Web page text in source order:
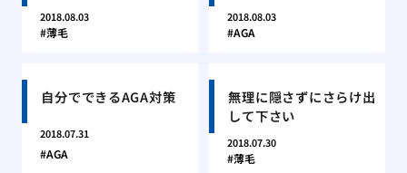
2018.08.03
薄毛
2018.08.03
AGA
自分でできるAGA対策
2018.07.31
AGA
無理に隠さずにさらけ出
して下さい
2018.07.30
薄毛